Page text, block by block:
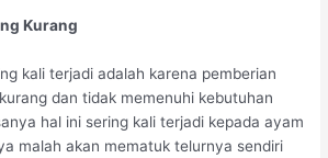
Kurang
kali terjadi adalah karena pemberian
dan tidak memenuhi kebutuhan
hal ini sering kali terjadi kepada ayam
malah akan mematuk telurnya sendiri